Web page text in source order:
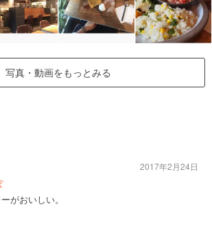
写真・動画をもっとみる
がおいしい。
2017年2月24日